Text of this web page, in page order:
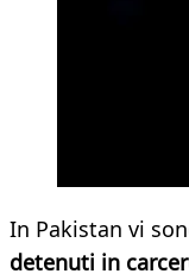
In Pakistan vi
detenuti in